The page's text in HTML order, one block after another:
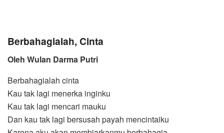
Berbahagialah, Cinta
Oleh Wulan Darma Putri
Berbahagialah cinta
Kau tak lagi menerka inginku
Kau tak lagi mencari mauku
Dan kau tak lagi bersusah payah mencintaiku